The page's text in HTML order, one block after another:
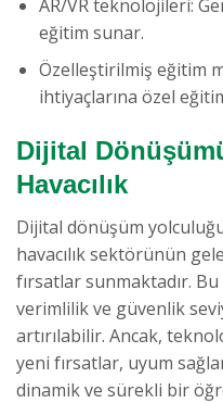
AR/VR teknolojileri:
eğitim sunar.
Özelleştirilmiş eğitim
ihtiyaçlarına özel
Dijital
Havacılık
Dijital dönüşüm
havacılık sektörünün
fırsatlar sunmaktadır.
verimlilik ve güvenlik
artırılabilir. Ancak,
yeni fırsatlar, uyum
dinamik ve sürekli bir